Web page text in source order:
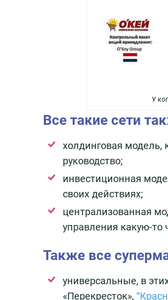
У
Все такие сети
холдинговая модель,
руководство;
инвестиционная
своих действиях;
централизованная
управления какую-
Также все
универсальные, в
«Перекресток»,